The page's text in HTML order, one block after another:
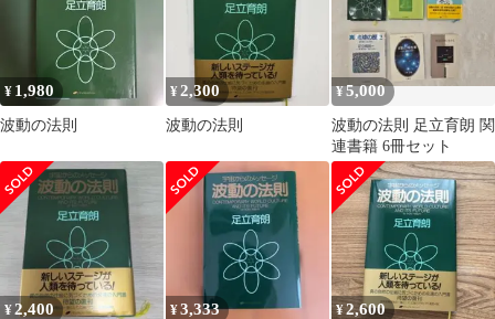
¥ 1,980
波動の法則
¥2,300
波動の法則
¥5,000
波動の法則 足立育朗 関
連書籍 6冊セット
¥2,400 ¥3,333 ¥2,600